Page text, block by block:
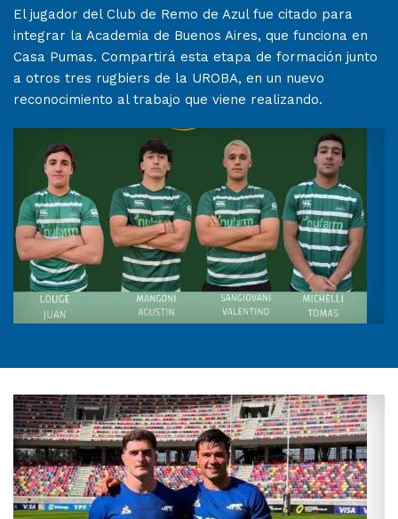
El jugador del Club de Remo de Azul fue citado para
integrar la Academia de Buenos Aires, que funciona en
Casa Pumas. Compartirá esta etapa de formación junto
a otros tres rugbiers de la UROBA, en un nuevo
reconocimiento al trabajo que viene realizando.